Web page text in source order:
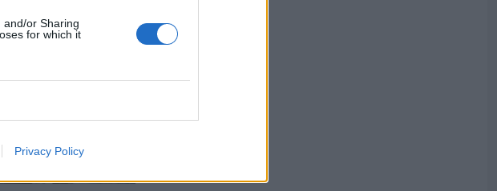
and/or Sharing
for which it
Privacy Policy